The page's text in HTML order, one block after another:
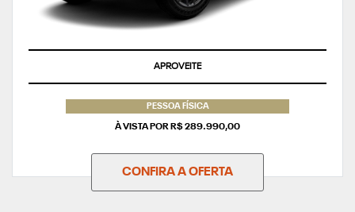
APROVEITE
PESSOA FÍSICA
À VISTA POR R$ 289.990,00
CONFIRA A OFERTA